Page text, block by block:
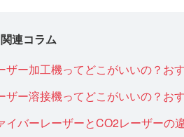
関連コラム
ザー加工機ってどこがいいの？お
ザー溶接機ってどこがいいの？お
イバーレーザーとCO2レーザーの